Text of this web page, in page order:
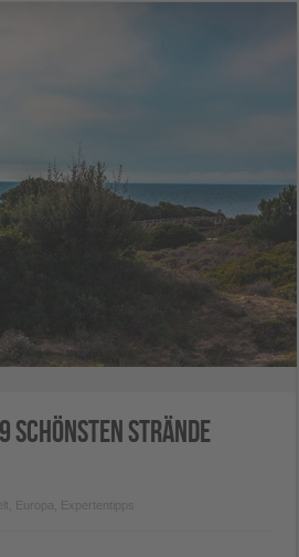
schönsten Strände
Europa
Expertentipps